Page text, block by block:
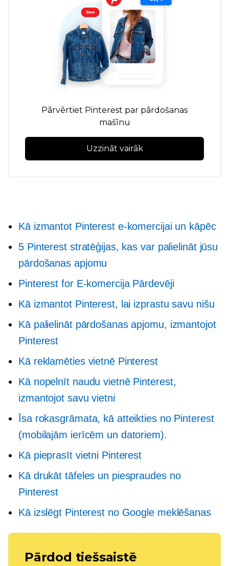
Pārvērtiet Pinterest par pārdošanas
mašīnu
Uzzināt vairāk
Kā izmantot Pinterest e-komercijai un kāpēc
5 Pinterest stratēģijas, kas var palielināt jūsu
pārdošanas apjomu
Pinterest for E-komercijaPārdevēji
Kā izmantot Pinterest, lai izprastu savu nišu
Kā palielināt pārdošanas apjomu, izmantojot
Pinterest
Kā reklamēties vietnē Pinterest
Kā nopelnīt naudu vietnē Pinterest,
izmantojot savu vietni
Īsa rokasgrāmata, kā atteikties no Pinterest
(mobilajām ierīcēm un datoriem).
Kā pieprasīt vietni Pinterest
Kā drukāt tāfeles un piespraudes no
Pinterest
Kā izslēgt Pinterest no Google meklēšanas
Pārdod tiešsaistē